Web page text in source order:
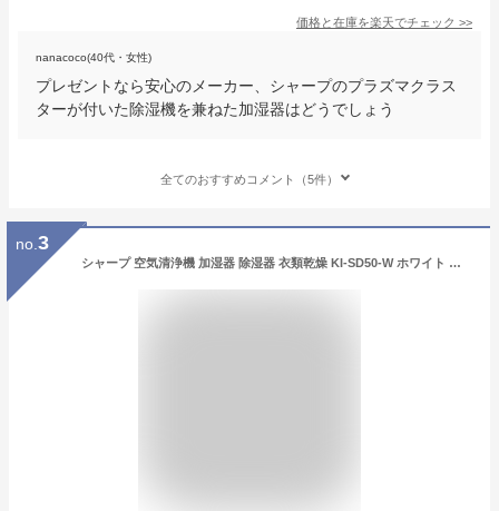
価格と在庫を楽天でチェック >>
nanacoco(40代・女性)
プレゼントなら安心のメーカー、シャープのプラズマクラス
ターが付いた除湿機を兼ねた加湿器はどうでしょう
全てのおすすめコメント（5件）
no. 3
シャープ 空気清浄機 加湿器 除湿器 衣類乾燥 KI-SD50-W ホワイト 〜10畳 SHARP 除加湿空気清浄機 コンプレッサー式 プラズマクラスター 25000（ラッピング不可/熨斗対応不可）